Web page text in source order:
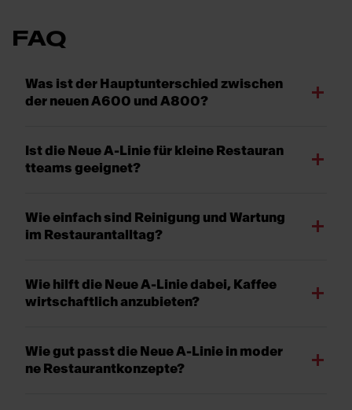
FAQ
Was ist der Hauptunterschied zwischen
der neuen A600 und A800?
Ist die Neue A-Linie für kleine Restauran
tteams geeignet?
Wie einfach sind Reinigung und Wartung
im Restaurantalltag?
Wie hilft die Neue A-Linie dabei, Kaffee
wirtschaftlich anzubieten?
Wie gut passt die Neue A-Linie in moder
ne Restaurantkonzepte?